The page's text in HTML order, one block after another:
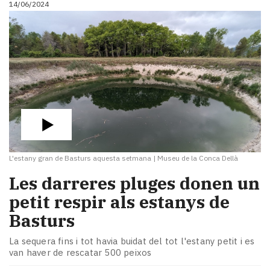
i
turisme
Cultura
Esports
Mai
tant!
TV
i
mitjans
temps
Reportatges
Entrevistes
Enquestes
A
escena!
Dis
la
teva!
14/06/2024
L'estany gran de Basturs aquesta setmana | Museu de la Conca Dellà
Les darreres pluges donen un
petit respir als estanys de
Basturs
La sequera fins i tot havia buidat del tot l'estany petit i es
van haver de rescatar 500 peixos